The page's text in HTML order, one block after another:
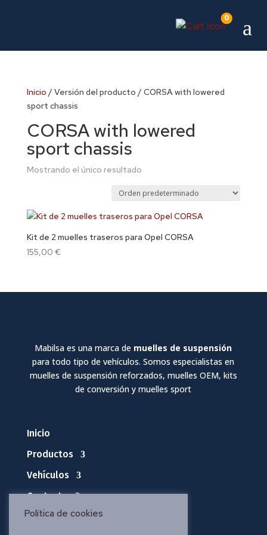
0 a
Inicio / Versión del producto / CORSA with lowered
sport chassis
CORSA with lowered
sport chassis
Mostrando el único resultado
Kit de 2 muelles traseros para Opel CORSA
155,00 €
Mabilsa es una marca de muelles de suspensión
para todo tipo de vehículos. Somos especialistas en
muelles de suspensión reforzados, muelles OEM, kits
de conversión y muelles sport
Inicio
Productos
Vehículos
Contacto
Política de cookies